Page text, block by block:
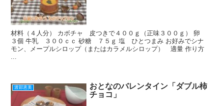
材料（４人分） カボチャ 皮つきで４００ｇ（正味３００ｇ） 卵
３個 牛乳 ３００ｃｃ 砂糖 ７５ｇ 塩 ひとつまみ お好みでシナ
モン、メープルシロップ（またはカラメルシロップ） 適量 作り方
...
渡部恵美
おとなのバレンタイン「ダブル柿
チョコ」